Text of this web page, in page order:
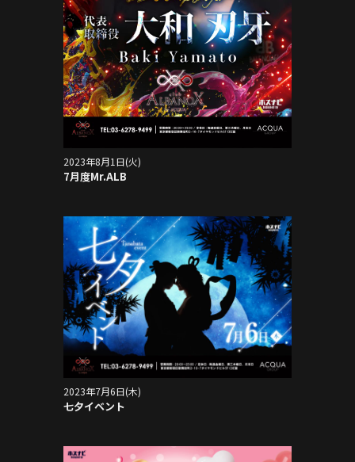
2023年8月1日(火)
7月度Mr.ALB
2023年7月6日(木)
七夕イベント